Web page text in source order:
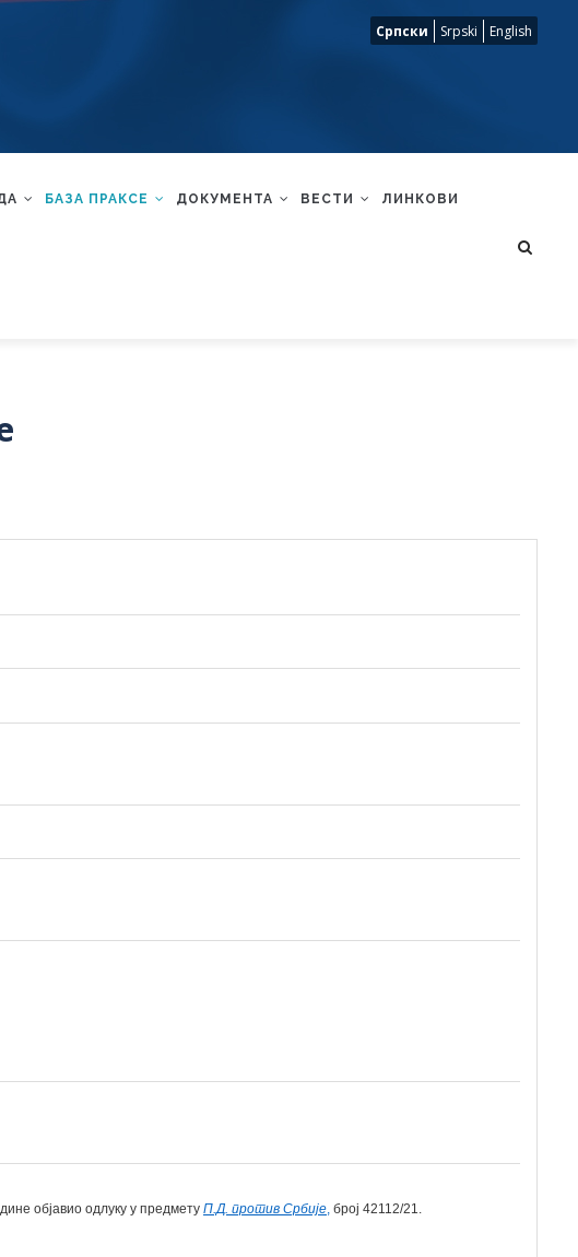
Српски Srpski English
БАЗА ПРАКСЕ ДОКУМЕНТА ВЕСТИ ЛИНКОВИ
објавио одлуку у предмету П.Д. против Србије, број 42112/21.